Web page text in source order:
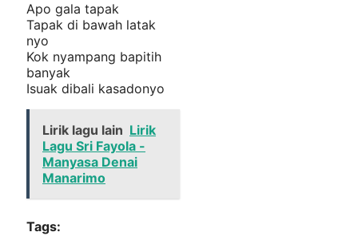
Apo gala tapak
Tapak di bawah latak
nyo
Kok nyampang bapitih
banyak
Isuak dibali kasadonyo
Lirik lagu lain Lirik
Lagu Sri Fayola -
Manyasa Denai
Manarimo
Tags: